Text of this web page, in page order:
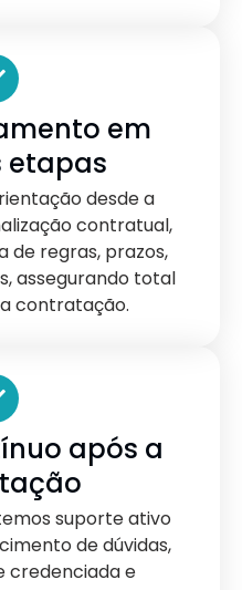
em
etapas
desde a
contratual,
de regras, prazos,
assegurando total
contratação.
após a
suporte ativo
de dúvidas,
credenciada e